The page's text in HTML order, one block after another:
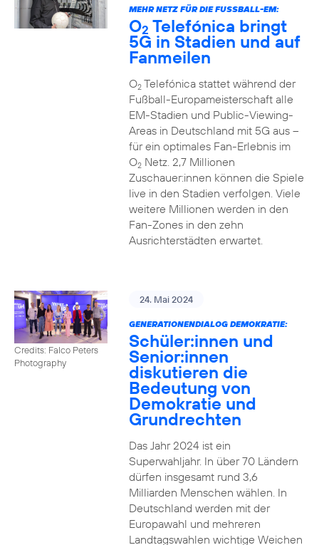
MEHR NETZ FÜR DIE FUSSBALL-EM:
O2 Telefónica bringt
5G in Stadien und auf
Fanmeilen
O2Telefónica stattet während der
Fußball-Europameisterschaft alle
EM-Stadien und Public-Viewing-
Areas in Deutschland mit 5G aus –
für ein optimales Fan-Erlebnis im
O2Netz. 2,7 Millionen
Zuschauer:innen können die Spiele
live in den Stadien verfolgen. Viele
weitere Millionen werden in den
Fan-Zones in den zehn
Ausrichterstädten erwartet.
Credits: Falco Peters
Photography
24. Mai 2024
GENERATIONENDIALOG DEMOKRATIE:
Schüler:innen und
Senior:innen
diskutieren die
Bedeutung von
Demokratie und
Grundrechten
Das Jahr 2024 ist ein
Superwahljahr. In über 70 Ländern
dürfen insgesamt rund 3,6
Milliarden Menschen wählen. In
Deutschland werden mit der
Europawahl und mehreren
Landtagswahlen wichtige Weichen